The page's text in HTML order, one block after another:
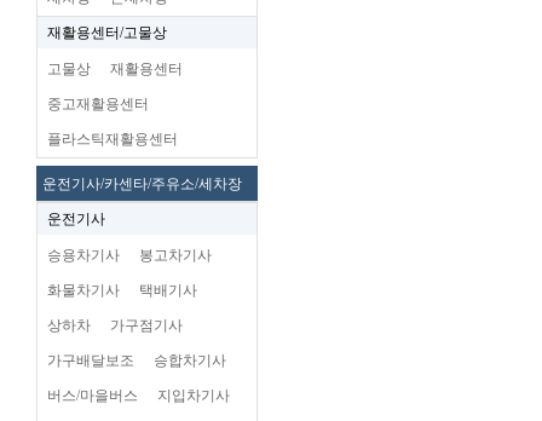
재활용센터/고물상
고물상 재활용센터
중고재활용센터
플라스틱재활용센터
운전기사/카센타/주유소/세차장
운전기사
승용차기사 봉고차기사
화물차기사 택배기사
상하차 가구점기사
가구배달보조 승합차기사
버스/마을버스 지입차기사